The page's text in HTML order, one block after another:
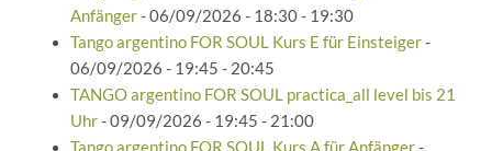
Anfänger- 06/09/2026 - 18:30 - 19:30
Tango argentino FOR SOUL Kurs E für Einsteiger-
06/09/2026 - 19:45 - 20:45
TANGO argentino FOR SOUL practica_all level bis 21
Uhr- 09/09/2026 - 19:45 - 21:00
Tango argentino FOR SOUL Kurs A für Anfänger-